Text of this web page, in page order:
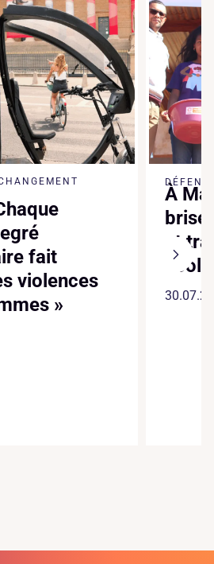
fait
violences
»
À
brise
et